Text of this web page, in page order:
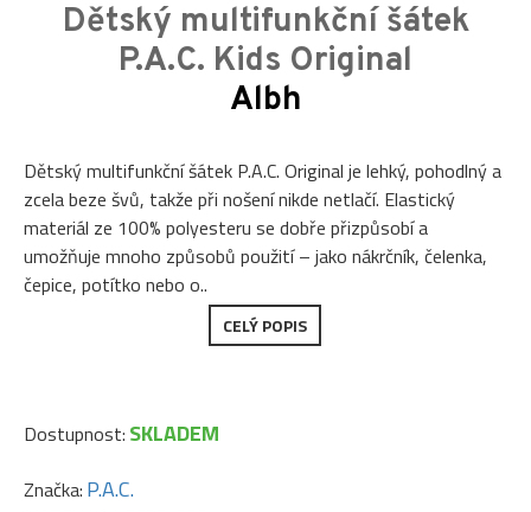
Dětský multifunkční šátek
P.A.C. Kids Original
Albh
Dětský multifunkční šátek P.A.C. Original je lehký, pohodlný a
zcela beze švů, takže při nošení nikde netlačí. Elastický
materiál ze 100% polyesteru se dobře přizpůsobí a
umožňuje mnoho způsobů použití – jako nákrčník, čelenka,
čepice, potítko nebo o..
CELÝ POPIS
Dostupnost: SKLADEM
Značka: P.A.C.